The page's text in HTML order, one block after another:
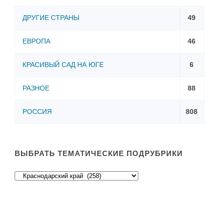
ДРУГИЕ СТРАНЫ 49
ЕВРОПА 46
КРАСИВЫЙ САД НА ЮГЕ 6
РАЗНОЕ 88
РОССИЯ 808
ВЫБРАТЬ ТЕМАТИЧЕСКИЕ ПОДРУБРИКИ